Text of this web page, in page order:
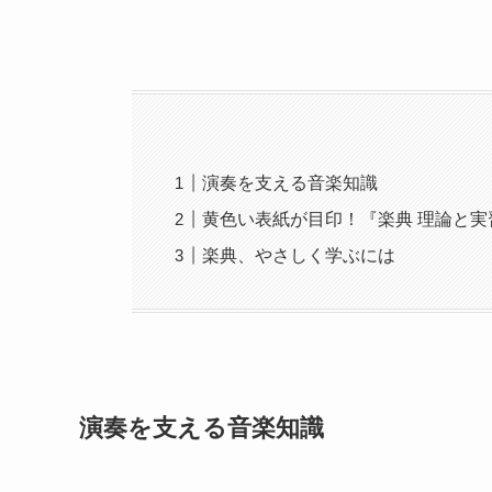
演奏を支える音楽知識
黄色い表紙が目印！『楽典 理論と実
楽典、やさしく学ぶには
演奏を支える音楽知識